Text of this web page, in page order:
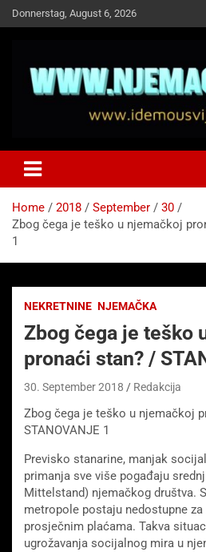
Skip
to
Donnerstag, August 6, 2026
Idemo u Svijet-
Home 2018 September
30
Zbog čega je teško u njemačkoj
1
NEKRETNINE NJEMAČKA
Zbog čega je teško
pronaći stan? /
30. September 2018 Redakcija
Zbog čega je teško u njemačkoj
STANOVANJE 1
Previsko stanarine, manjak
primanja sve više pogađaju
Mittelstand) njemačkog društva.
metropole postaju nedostupne
prosječnim plaćama. Takva
ugrožavanja socijalnog mira u